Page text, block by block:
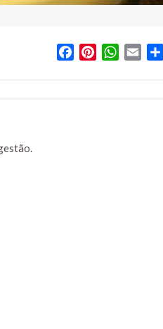
FacebookPinterestWhatsApp
Email